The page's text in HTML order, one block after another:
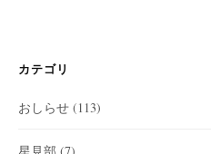
カテゴリ
おしらせ (113)
星見部 (7)